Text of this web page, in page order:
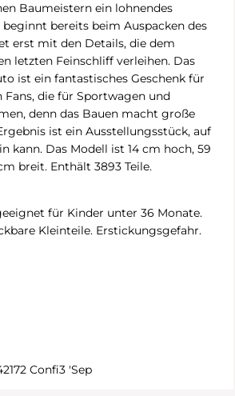
Baumeistern ein lohnendes
beginnt bereits beim Auspacken des
erst mit den Details, die dem
letzten Feinschliff verleihen. Das
ist ein fantastisches Geschenk für
Fans, die für Sportwagen und
denn das Bauen macht große
ist ein Ausstellungsstück, auf
kann. Das Modell ist 14 cm hoch, 59
breit. Enthält 3893 Teile.
für Kinder unter 36 Monate.
Kleinteile. Erstickungsgefahr.
Confi3 'Sep